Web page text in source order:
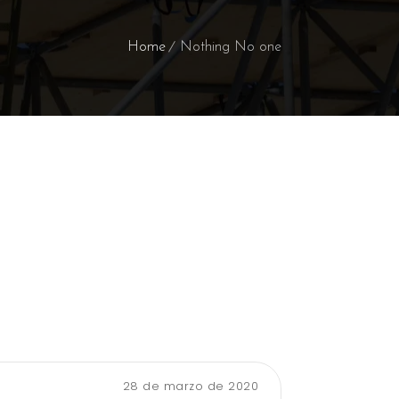
Home Nothing No one
28 de marzo de 2020